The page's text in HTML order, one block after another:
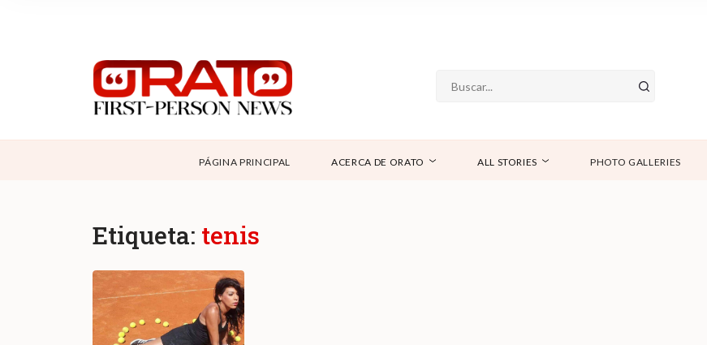
SUPPORT
CONTÁCTANOS
PÁGINA PRINCIPAL ACERCA DE ORATO ALL STORIES PHOTO GALLERIES
Etiqueta: tenis